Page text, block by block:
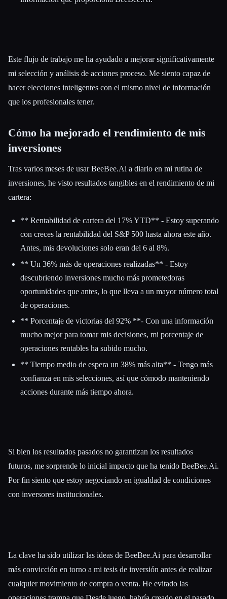
Este flujo de trabajo me ha ayudado a mejorar significativamente
mi selección y análisis de acciones proceso. Me siento capaz de
hacer elecciones inteligentes con el mismo nivel de información
que los profesionales tener.
Cómo ha mejorado el rendimiento de mis
inversiones
Tras varios meses de usar BeeBee.Ai a diario en mi rutina de
inversiones, he visto resultados tangibles en el rendimiento de mi
cartera:
** Rentabilidad de cartera del 17% YTD** - Estoy superando
con creces la rentabilidad del S&P 500 hasta ahora este año.
Antes, mis devoluciones solo eran del 6 al 8%.
** Un 36% más de operaciones realizadas** - Estoy
descubriendo inversiones mucho más prometedoras
oportunidades que antes, lo que lleva a un mayor número total
de operaciones.
** Porcentaje de victorias del 92% **- Con una información
mucho mejor para tomar mis decisiones, mi porcentaje de
operaciones rentables ha subido mucho.
** Tiempo medio de espera un 38% más alta** - Tengo más
confianza en mis selecciones, así que cómodo manteniendo
acciones durante más tiempo ahora.
Si bien los resultados pasados no garantizan los resultados
futuros, me sorprende lo inicial impacto que ha tenido BeeBee.Ai.
Por fin siento que estoy negociando en igualdad de condiciones
con inversores institucionales.
La clave ha sido utilizar las ideas de BeeBee.Ai para desarrollar
más convicción en torno a mi tesis de inversión antes de realizar
cualquier movimiento de compra o venta. He evitado las